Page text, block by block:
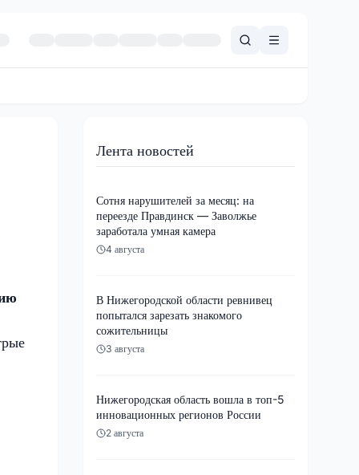
Лента новостей
Сотня нарушителей за месяц: на
переезде Правдинск — Заволжье
заработала умная камера
4 августа
В Нижегородской области ревнивец
попытался зарезать знакомого
сожительницы
3 августа
Нижегородская область вошла в топ-5
инновационных регионов России
2 августа